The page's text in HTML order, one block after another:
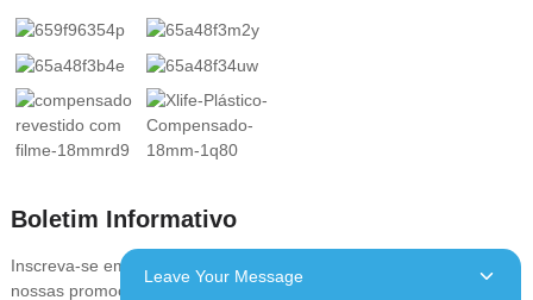
Boletim Informativo
Inscreva-se em nossa newsletter para se manter atualizado com
nossas promoções, descontos, vendas e ofertas especiais
Leave Your Message